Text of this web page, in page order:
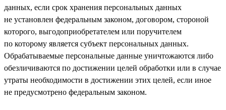
данных, если срок хранения персональных данных
не установлен федеральным законом, договором, стороной
которого, выгодоприобретателем или поручителем
по которому является субъект персональных данных.
Обрабатываемые персональные данные уничтожаются либо
обезличиваются по достижении целей обработки или в случае
утраты необходимости в достижении этих целей, если иное
не предусмотрено федеральным законом.